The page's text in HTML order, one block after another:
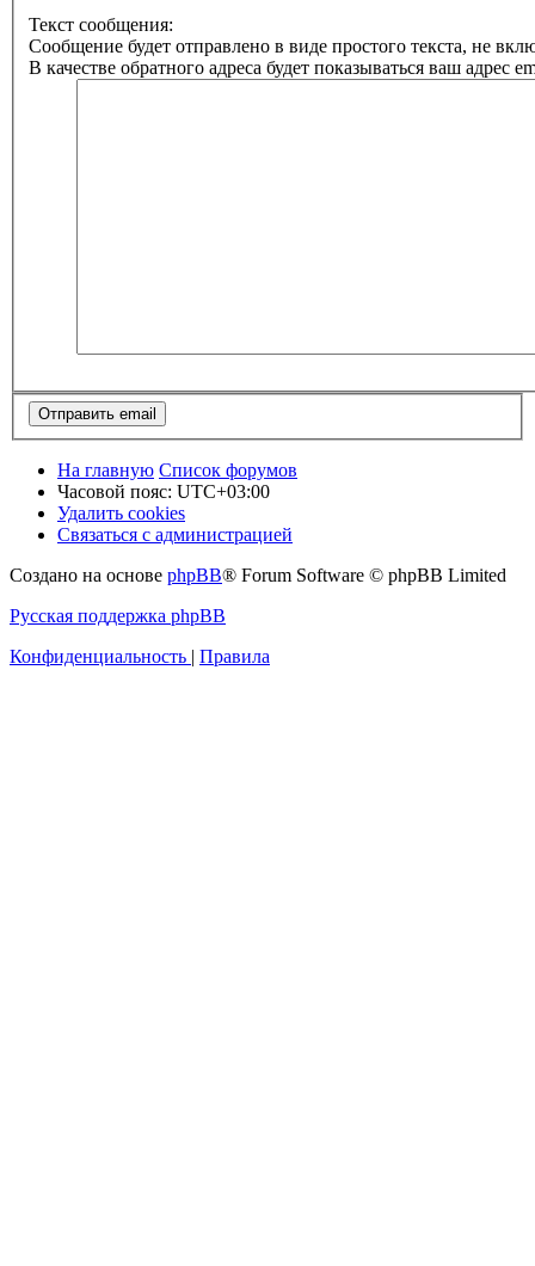
Текст сообщения:
Сообщение будет отправлено в виде простого текста, не
В качестве обратного адреса будет показываться ваш адрес
На главную Список форумов
Часовой пояс: UTC+03:00
Удалить cookies
Связаться с администрацией
Создано на основе phpBB® Forum Software © phpBB Limited
Русская поддержка phpBB
Конфиденциальность
Правила